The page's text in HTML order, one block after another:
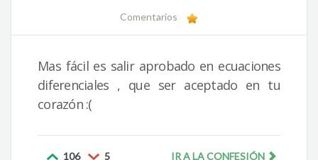
Comentarios
Mas fácil es salir aprobado en ecuaciones
diferenciales , que ser aceptado en tu
corazón :(
106 5 IR A LA CONFESIÓN